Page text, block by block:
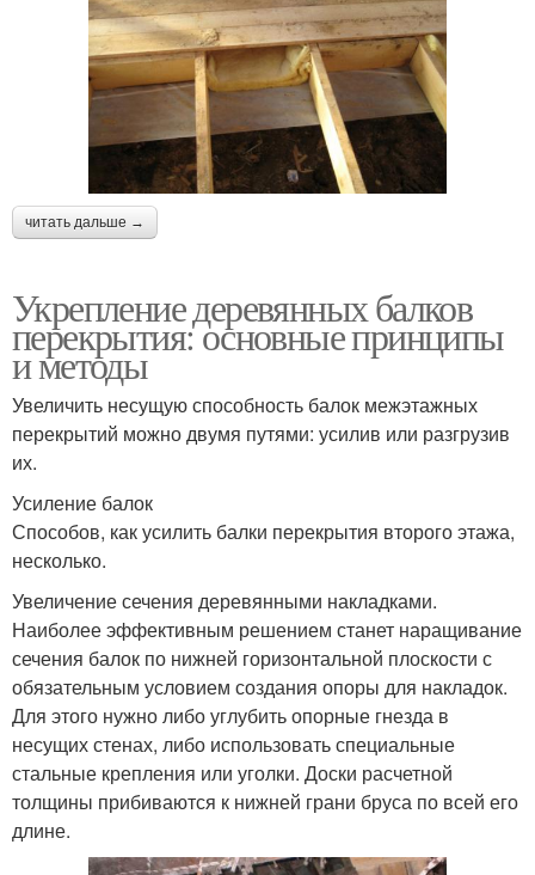
читать дальше →
Укрепление деревянных балков
перекрытия: основные принципы
и методы
Увеличить несущую способность балок межэтажных
перекрытий можно двумя путями: усилив или разгрузив
их.
Усиление балок
Способов, как усилить балки перекрытия второго этажа,
несколько.
Увеличение сечения деревянными накладками.
Наиболее эффективным решением станет наращивание
сечения балок по нижней горизонтальной плоскости с
обязательным условием создания опоры для накладок.
Для этого нужно либо углубить опорные гнезда в
несущих стенах, либо использовать специальные
стальные крепления или уголки. Доски расчетной
толщины прибиваются к нижней грани бруса по всей его
длине.